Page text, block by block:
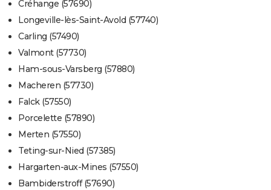
Créhange (57690)
Longeville-lès-Saint-Avold (57740)
Carling (57490)
Valmont (57730)
Ham-sous-Varsberg (57880)
Macheren (57730)
Falck (57550)
Porcelette (57890)
Merten (57550)
Teting-sur-Nied (57385)
Hargarten-aux-Mines (57550)
Bambiderstroff (57690)